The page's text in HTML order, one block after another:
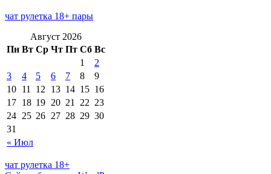
чат рулетка 18+ пары
Август 2026
Пн Вт Ср Чт Пт Сб Вс
« Июл
1
2
3
4 5 6 7 8
9
10 11 12 13 14 15 16
17 18 19 20 21 22 23
24 25 26 27 28 29 30
31
чат рулетка 18+